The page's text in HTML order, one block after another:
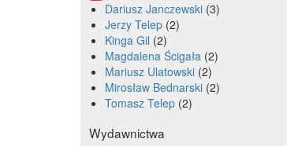
Dariusz Janczewski 3
Jerzy Telep 2
Kinga Gil 2
Magdalena Ścigała 2
Mariusz Ulatowski 2
Mirosław Bednarski 2
Tomasz Telep 2
Wydawnictwa